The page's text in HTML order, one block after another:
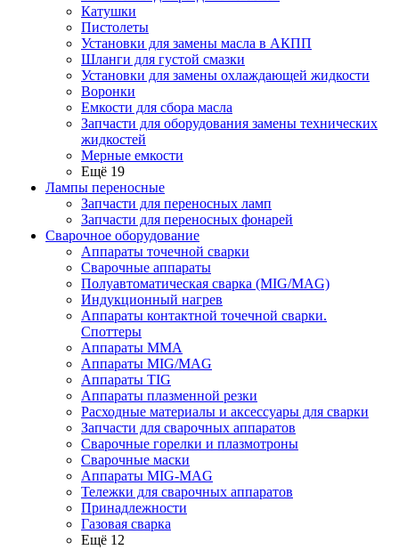
Катушки
Пистолеты
Установки для замены масла в АКПП
Шланги для густой смазки
Установки для замены охлаждающей жидкости
Воронки
Емкости для сбора масла
Запчасти для оборудования замены технических
жидкостей
Мерные емкости
Ещё 19
Лампы переносные
Запчасти для переносных ламп
Запчасти для переносных фонарей
Сварочное оборудование
Аппараты точечной сварки
Сварочные аппараты
Полуавтоматическая сварка (MIG/MAG)
Индукционный нагрев
Аппараты контактной точечной сварки.
Споттеры
Аппараты MMA
Аппараты MIG/MAG
Аппараты TIG
Аппараты плазменной резки
Расходные материалы и аксессуары для сварки
Запчасти для сварочных аппаратов
Сварочные горелки и плазмотроны
Сварочные маски
Аппараты MIG-MAG
Тележки для сварочных аппаратов
Принадлежности
Газовая сварка
Ещё 12